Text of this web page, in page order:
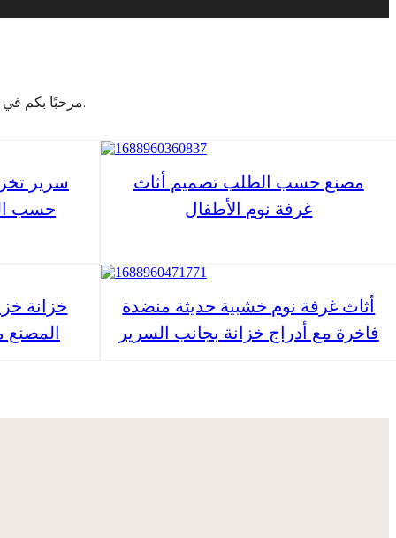
مرحبًا بكم في شركة تصنيع الأثاث الخاصة بي حيث نتخصص في صناعة الأثاث المخصص لغرفة النوم.
سرير
حسب
مصنع حسب الطلب تصميم أثاث
غرفة نوم الأطفال
خزانة
المصنع
أثاث غرفة نوم خشبية حديثة منضدة
فاخرة مع أدراج خزانة بجانب السرير